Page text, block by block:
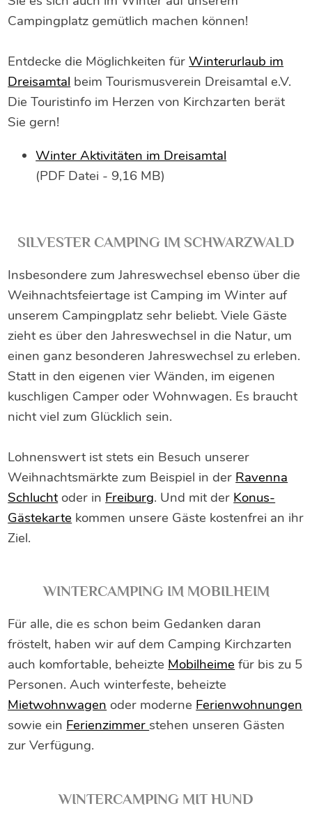
Campingplatz gemütlich machen können!
Entdecke die Möglichkeiten fürWinterurlaub im
Dreisamtal beim Tourismusverein Dreisamtal e.V.
Die Touristinfo im Herzen von Kirchzarten berät
Sie gern!
Winter Aktivitäten im Dreisamtal
(PDF Datei - 9,16 MB)
SILVESTER CAMPING IM SCHWARZWALD
Insbesondere zum Jahreswechsel ebenso über die
Weihnachtsfeiertage ist Camping im Winter auf
unserem Campingplatz sehr beliebt. Viele Gäste
zieht es über den Jahreswechsel in die Natur, um
einen ganz besonderen Jahreswechsel zu erleben.
Statt in den eigenen vier Wänden, im eigenen
kuschligen Camper oder Wohnwagen. Es braucht
nicht viel zum Glücklich sein.
Lohnenswert ist stets ein Besuch unserer
Weihnachtsmärkte zum Beispiel in der Ravenna
Schluchtoder in Freiburg. Und mit der Konus-
Gästekarte kommen unsere Gäste kostenfrei an ihr
Ziel.
WINTERCAMPING IM MOBILHEIM
Für alle, die es schon beim Gedanken daran
fröstelt, haben wir auf dem Camping Kirchzarten
auch komfortable, beheizte Mobilheime für bis zu 5
Personen. Auch winterfeste, beheizte
Mietwohnwagen oder moderne Ferienwohnungen
sowie ein Ferienzimmer stehen unseren Gästen
zur Verfügung.
WINTERCAMPING MIT HUND